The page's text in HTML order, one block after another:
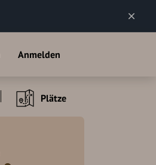
Anmelden
Plätze